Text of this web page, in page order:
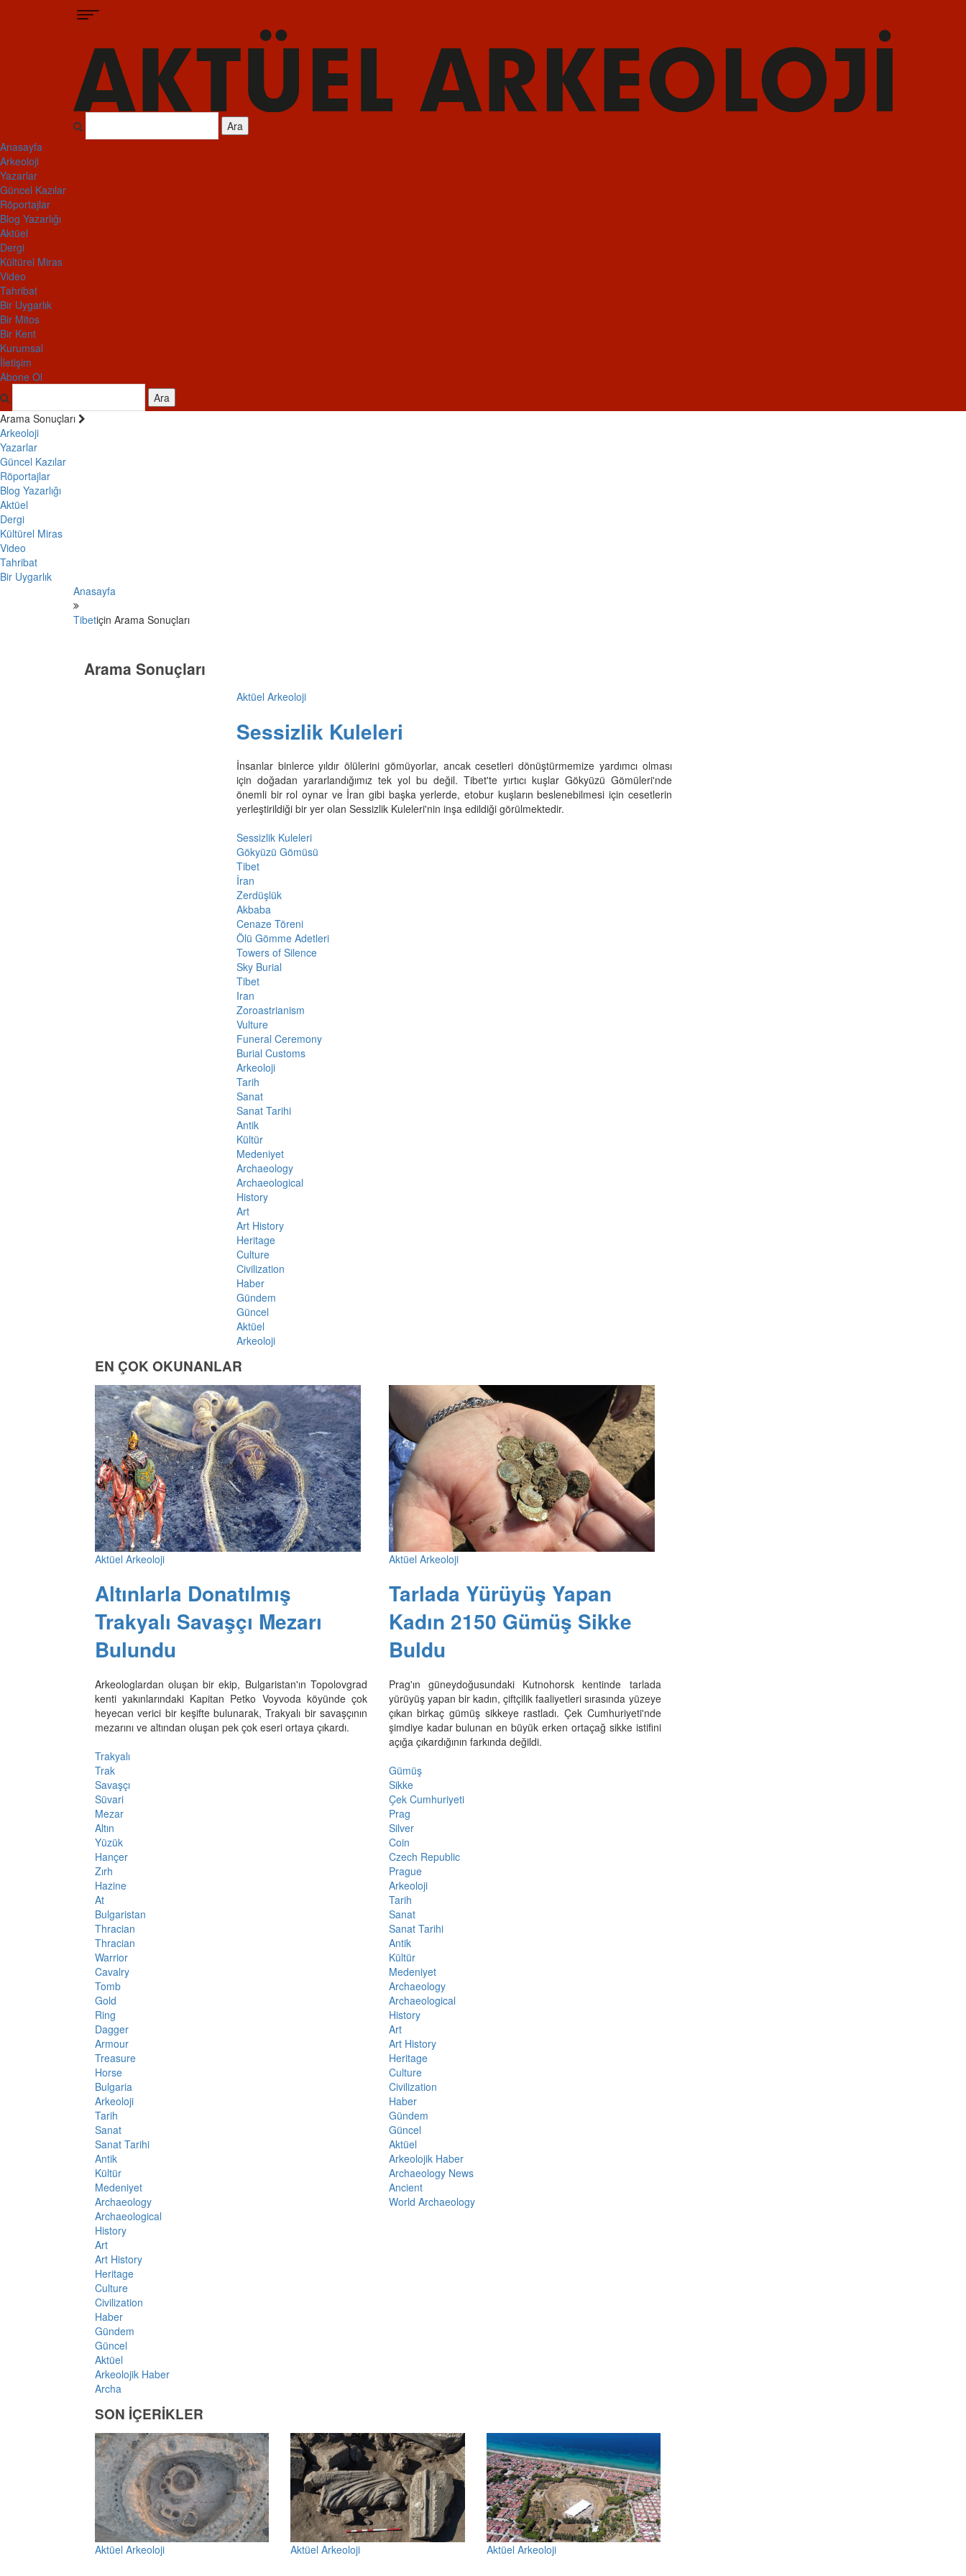
Ara
Anasayfa
Arkeoloji
Yazarlar
Güncel Kazılar
Röportajlar
Blog Yazarlığı
Aktüel
Dergi
Kültürel Miras
Video
Tahribat
Bir Uygarlık
Bir Mitos
Bir Kent
Kurumsal
İletişim
Abone Ol
Ara
Arama Sonuçları
Arkeoloji
Yazarlar
Güncel Kazılar
Röportajlar
Blog Yazarlığı
Aktüel
Dergi
Kültürel Miras
Video
Tahribat
Bir Uygarlık
Anasayfa
Tibetiçin Arama Sonuçları
Arama Sonuçları
Aktüel Arkeoloji
Sessizlik Kuleleri
İnsanlar binlerce yıldır ölülerini gömüyorlar, ancak cesetleri dönüştürmemize yardımcı olması
için doğadan yararlandığımız tek yol bu değil. Tibet'te yırtıcı kuşlar Gökyüzü Gömüleri'nde
önemli bir rol oynar ve İran gibi başka yerlerde, etobur kuşların beslenebilmesi için cesetlerin
yerleştirildiği bir yer olan Sessizlik Kuleleri'nin inşa edildiği görülmektedir.
Sessizlik Kuleleri
Gökyüzü Gömüsü
Tibet
İran
Zerdüşlük
Akbaba
Cenaze Töreni
Ölü Gömme Adetleri
Towers of Silence
Sky Burial
Tibet
Iran
Zoroastrianism
Vulture
Funeral Ceremony
Burial Customs
Arkeoloji
Tarih
Sanat
Sanat Tarihi
Antik
Kültür
Medeniyet
Archaeology
Archaeological
History
Art
Art History
Heritage
Culture
Civilization
Haber
Gündem
Güncel
Aktüel
Arkeoloji
EN ÇOK OKUNANLAR
Aktüel Arkeoloji
Altınlarla Donatılmış
Trakyalı Savaşçı Mezarı
Bulundu
Arkeologlardan oluşan bir ekip, Bulgaristan'ın Topolovgrad
kenti yakınlarındaki Kapitan Petko Voyvoda köyünde çok
heyecan verici bir keşifte bulunarak, Trakyalı bir savaşçının
mezarını ve altından oluşan pek çok eseri ortaya çıkardı.
Trakyalı
Trak
Savaşçı
Süvari
Mezar
Altın
Yüzük
Hançer
Zırh
Hazine
At
Bulgaristan
Thracian
Thracian
Warrior
Cavalry
Tomb
Gold
Ring
Dagger
Armour
Treasure
Horse
Bulgaria
Arkeoloji
Tarih
Sanat
Sanat Tarihi
Antik
Kültür
Medeniyet
Archaeology
Archaeological
History
Art
Art History
Heritage
Culture
Civilization
Haber
Gündem
Güncel
Aktüel
Arkeolojik Haber
Archa
Aktüel Arkeoloji
Tarlada Yürüyüş Yapan
Kadın 2150 Gümüş Sikke
Buldu
Prag'ın güneydoğusundaki Kutnohorsk kentinde tarlada
yürüyüş yapan bir kadın, çiftçilik faaliyetleri sırasında yüzeye
çıkan birkaç gümüş sikkeye rastladı. Çek Cumhuriyeti'nde
şimdiye kadar bulunan en büyük erken ortaçağ sikke istifini
açığa çıkardığının farkında değildi.
Gümüş
Sikke
Çek Cumhuriyeti
Prag
Silver
Coin
Czech Republic
Prague
Arkeoloji
Tarih
Sanat
Sanat Tarihi
Antik
Kültür
Medeniyet
Archaeology
Archaeological
History
Art
Art History
Heritage
Culture
Civilization
Haber
Gündem
Güncel
Aktüel
Arkeolojik Haber
Archaeology News
Ancient
World Archaeology
SON İÇERİKLER
Aktüel Arkeoloji Aktüel Arkeoloji Aktüel Arkeoloji